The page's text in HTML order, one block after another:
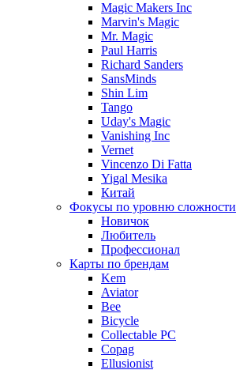
Magic Makers Inc
Marvin's Magic
Mr. Magic
Paul Harris
Richard Sanders
SansMinds
Shin Lim
Tango
Uday's Magic
Vanishing Inc
Vernet
Vincenzo Di Fatta
Yigal Mesika
Китай
Фокусы по уровню сложности
Новичок
Любитель
Профессионал
Карты по брендам
Kem
Aviator
Bee
Bicycle
Collectable PC
Copag
Ellusionist